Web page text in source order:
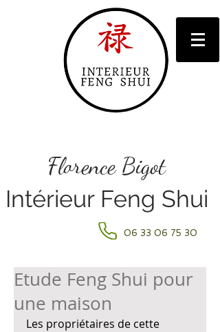
Florence Bigot
Intérieur Feng Shui
06 33 06 75 30
Etude Feng Shui pour
une maison
Les propriétaires de cette